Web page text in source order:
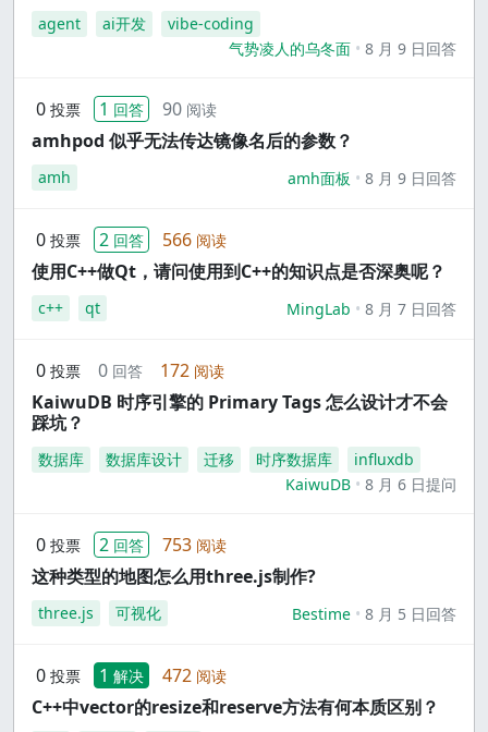
agent ai开发
vibe-coding
气势凌人的乌冬面
8 月 9 日回答
0 投票 1 回答 90 阅读
amhpod 似乎无法传达镜像名后的参数？
amh amh面板 8 月 9 日回答
0 投票 2 回答 566 阅读
使用C++做Qt，请问使用到C++的知识点是否深奥呢？
c++ qt MingLab 8 月 7 日回答
0 投票 0 回答 172 阅读
KaiwuDB 时序引擎的 Primary Tags 怎么设计才不会
踩坑？
数据库 数据库设计 迁移 时序数据库
influxdb
KaiwuDB
8 月 6 日提问
0 投票 2 回答 753 阅读
这种类型的地图怎么用three.js制作?
three.js 可视化 Bestime 8 月 5 日回答
0 投票 1 解决 472 阅读
C++中vector的resize和reserve方法有何本质区别？